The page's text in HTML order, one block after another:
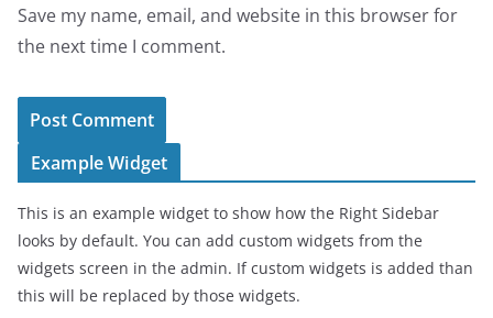
Save my name, email, and website in this browser for
the next time I comment.
Example Widget
This is an example widget to show how the Right Sidebar
looks by default. You can add custom widgets from the
widgets screen in the admin. If custom widgets is added than
this will be replaced by those widgets.